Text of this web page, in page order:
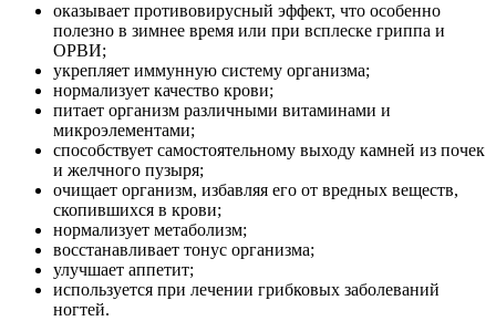
оказывает противовирусный эффект, что особенно
полезно в зимнее время или при всплеске гриппа и
ОРВИ;
укрепляет иммунную систему организма;
нормализует качество крови;
питает организм различными витаминами и
микроэлементами;
способствует самостоятельному выходу камней из почек
и желчного пузыря;
очищает организм, избавляя его от вредных веществ,
скопившихся в крови;
нормализует метаболизм;
восстанавливает тонус организма;
улучшает аппетит;
используется при лечении грибковых заболеваний
ногтей.